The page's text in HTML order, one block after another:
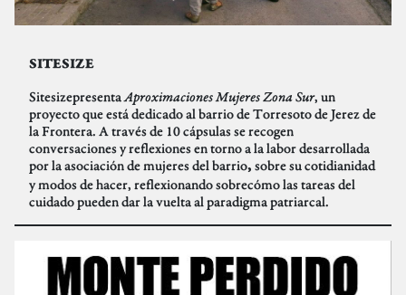
SITESIZE
SitesizepresentaAproximaciones Mujeres Zona Sur, un
proyecto que está dedicado al barrio de Torresoto de Jerez de
la Frontera. A través de 10 cápsulas se recogen
conversaciones y reflexiones en torno a la labor desarrollada
por la asociación de mujeres del barrio, sobre su cotidianidad
y modos de hacer, reflexionando sobrecómo las tareas del
cuidado pueden dar la vuelta al paradigma patriarcal.